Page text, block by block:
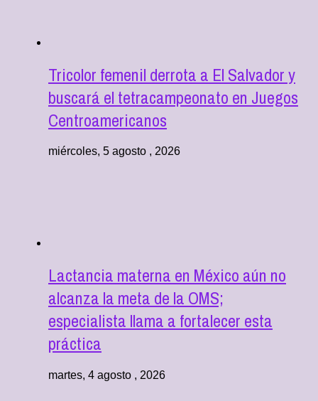
Tricolor femenil derrota a El Salvador y
buscará el tetracampeonato en Juegos
Centroamericanos
miércoles, 5 agosto , 2026
Lactancia materna en México aún no
alcanza la meta de la OMS;
especialista llama a fortalecer esta
práctica
martes, 4 agosto , 2026